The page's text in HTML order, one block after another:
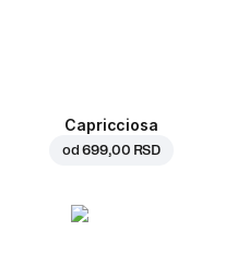
Capricciosa
od699,00 RSD